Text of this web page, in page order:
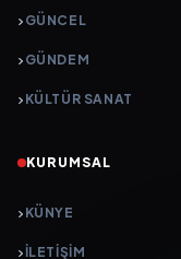
GÜNCEL
GÜNDEM
KÜLTÜR SANAT
KURUMSAL
KÜNYE
İLETIŞIM